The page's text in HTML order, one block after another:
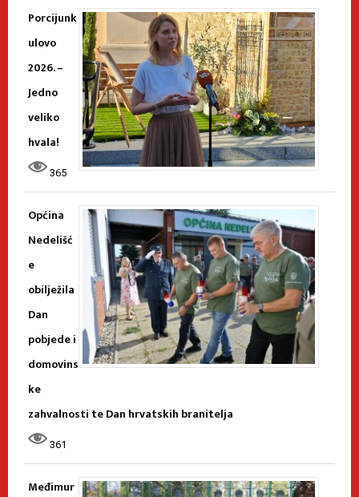
Porcijunk
ulovo
2026. –
Jedno
veliko
hvala!
365
Općina
Nedelišć
e
obilježila
Dan
pobjede i
domovins
ke
zahvalnosti te Dan hrvatskih branitelja
361
Međimur